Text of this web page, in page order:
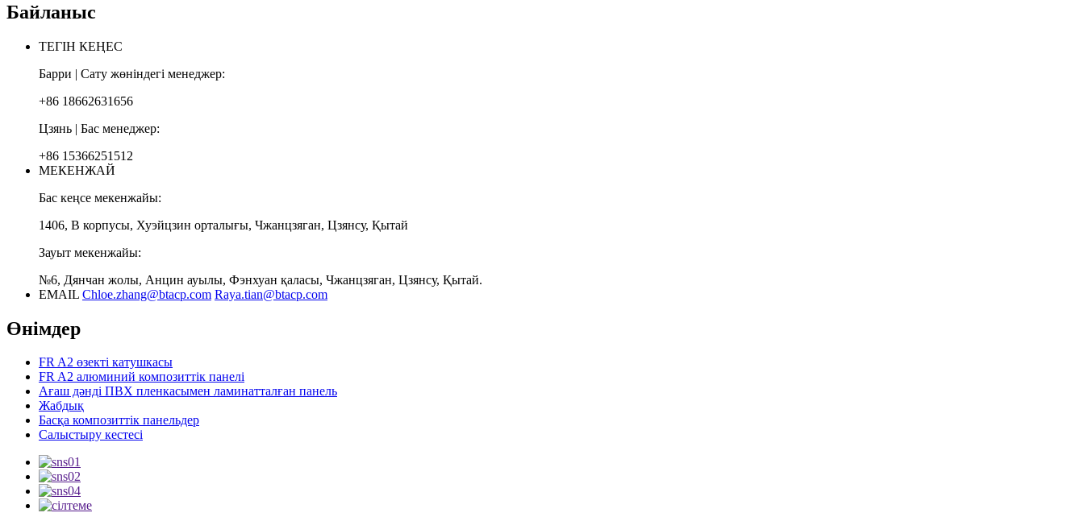
Байланыс
ТЕГІН КЕҢЕС
Барри | Сату жөніндегі менеджер:
+86 18662631656
Цзянь | Бас менеджер:
+86 15366251512
МЕКЕНЖАЙ
Бас кеңсе мекенжайы:
1406, В корпусы, Хуэйцзин орталығы, Чжанцзяган, Цзянсу, Қытай
Зауыт мекенжайы:
№6, Дянчан жолы, Анцин ауылы, Фэнхуан қаласы, Чжанцзяган, Цзянсу, Қытай.
EMAIL Chloe.zhang@btacp.com Raya.tian@btacp.com
Өнімдер
FR A2 өзекті катушкасы
FR A2 алюминий композиттік панелі
Ағаш дәнді ПВХ пленкасымен ламинатталған панель
Жабдық
Басқа композиттік панельдер
Салыстыру кестесі